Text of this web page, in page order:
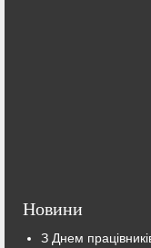
Новини
З Днем